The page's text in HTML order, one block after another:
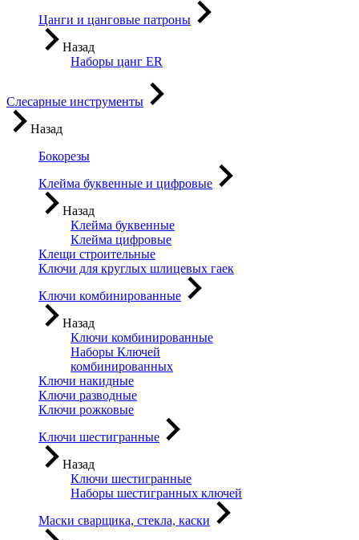
Цанги и цанговые патроны
Назад
Наборы цанг ER
Слесарные инструменты
Назад
Бокорезы
Клейма буквенные и цифровые
Назад
Клейма буквенные
Клейма цифровые
Клещи строительные
Ключи для круглых шлицевых гаек
Ключи комбинированные
Назад
Ключи комбинированные
Наборы Ключей
комбинированных
Ключи накидные
Ключи разводные
Ключи рожковые
Ключи шестигранные
Назад
Ключи шестигранные
Наборы шестигранных ключей
Маски сварщика, стекла, каски